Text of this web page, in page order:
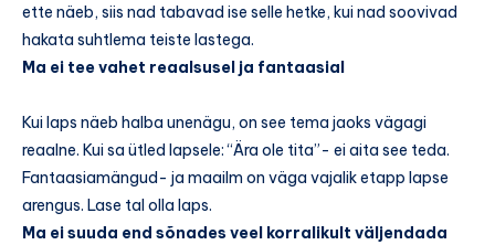
ette näeb, siis nad tabavad ise selle hetke, kui nad soovivad
hakata suhtlema teiste lastega.
Ma ei tee vahet reaalsusel ja fantaasial
Kui laps näeb halba unenägu, on see tema jaoks vägagi
reaalne. Kui sa ütled lapsele: “Ära ole tita”- ei aita see teda.
Fantaasiamängud- ja maailm on väga vajalik etapp lapse
arengus. Lase tal olla laps.
Ma ei suuda end sõnades veel korralikult väljendada